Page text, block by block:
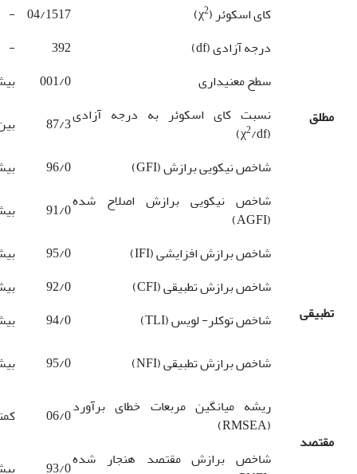
مطلق
کای اسکوئر (χ2
)
04/1517
-
درجه آزادی (df)
392
-
سطح معنی­داری
001/0
نسبت کای اسکوئر به درجه آزادی
(χ
2/df)
87/3
بین
شاخص نیکویی برازش (GFI)
96/0
شاخص نیکویی برازش اصلاح شده
(AGFI)
91/0
تطبیقی
شاخص برازش افزایشی (IFI) 95/0
شاخص برازش تطبیقی (CFI)
92/0
شاخص توکلر- لویس (TLI)
94/0
شاخص برازش تطبیقی (NFI)
95/0
مقتصد
ریشه میانگین مربعات خطای برآورد
(RMSEA)
06/0
شاخص برازش مقتصد هنجار شده93/0